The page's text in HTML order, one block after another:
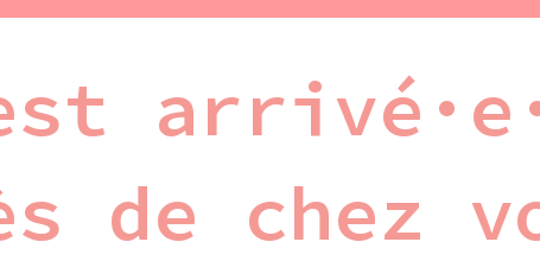
de chez